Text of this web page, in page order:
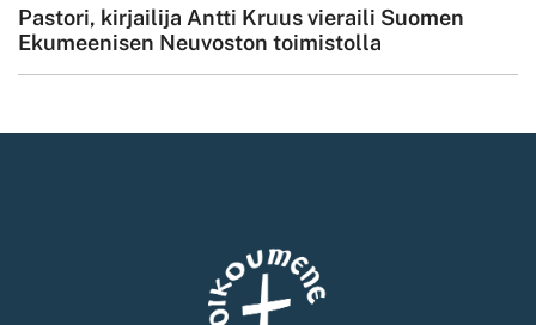
Pastori, kirjailija Antti Kruus vieraili Suomen
Ekumeenisen Neuvoston toimistolla